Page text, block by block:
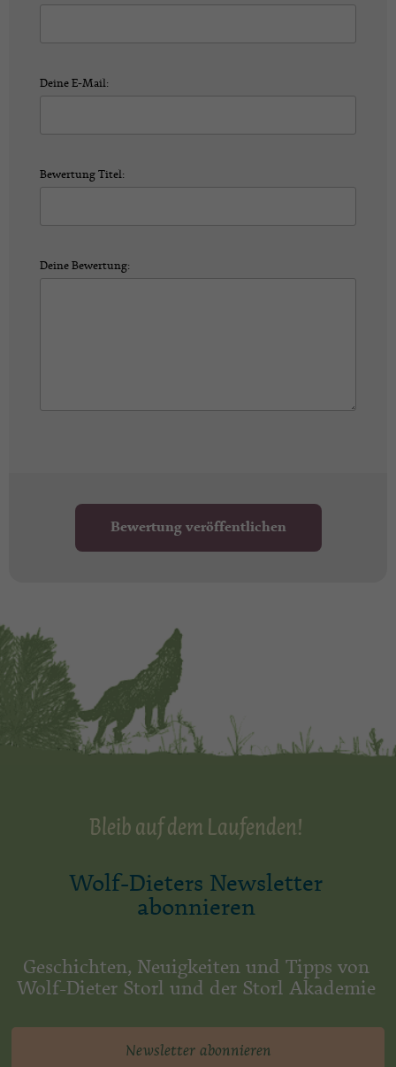
Deine E-Mail:
Bewertung Titel:
Deine Bewertung:
Bewertung veröffentlichen
Bleib auf dem Laufenden!
Wolf-Dieters Newsletter
abonnieren
Geschichten, Neuigkeiten und Tipps von
Wolf-Dieter Storl und der Storl Akademie
Newsletter abonnieren